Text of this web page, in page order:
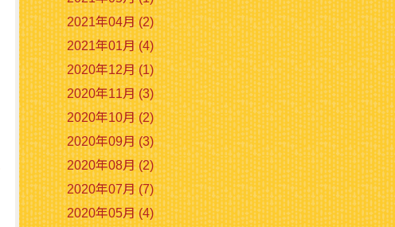
2021年04月 (2)
2021年01月 (4)
2020年12月 (1)
2020年11月 (3)
2020年10月 (2)
2020年09月 (3)
2020年08月 (2)
2020年07月 (7)
2020年05月 (4)